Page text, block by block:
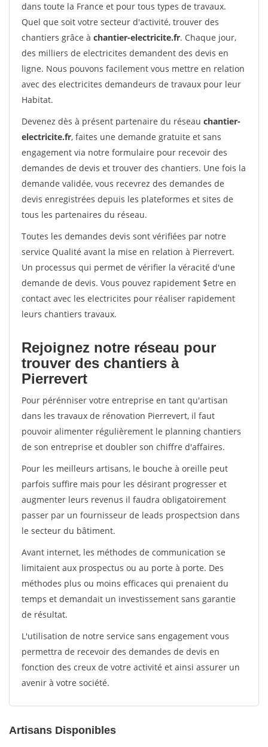
dans toute la France et pour tous types de travaux.
Quel que soit votre secteur d'activité, trouver des
chantiers grâce à chantier-electricite.fr. Chaque jour,
des milliers de electricites demandent des devis en
ligne. Nous pouvons facilement vous mettre en relation
avec des electricites demandeurs de travaux pour leur
Habitat.
Devenez dès à présent partenaire du réseau chantier-
electricite.fr, faites une demande gratuite et sans
engagement via notre formulaire pour recevoir des
demandes de devis et trouver des chantiers. Une fois la
demande validée, vous recevrez des demandes de
devis enregistrées depuis les plateformes et sites de
tous les partenaires du réseau.
Toutes les demandes devis sont vérifiées par notre
service Qualité avant la mise en relation à Pierrevert.
Un processus qui permet de vérifier la véracité d'une
demande de devis. Vous pouvez rapidement $etre en
contact avec les electricites pour réaliser rapidement
leurs chantiers travaux.
Rejoignez notre réseau pour
trouver des chantiers à
Pierrevert
Pour pérénniser votre entreprise en tant qu'artisan
dans les travaux de rénovation Pierrevert, il faut
pouvoir alimenter régulièrement le planning chantiers
de son entreprise et doubler son chiffre d'affaires.
Pour les meilleurs artisans, le bouche à oreille peut
parfois suffire mais pour les désirant progresser et
augmenter leurs revenus il faudra obligatoirement
passer par un fournisseur de leads prospectsion dans
le secteur du bâtiment.
Avant internet, les méthodes de communication se
limitaient aux prospectus ou au porte à porte. Des
méthodes plus ou moins efficaces qui prenaient du
temps et demandait un investissement sans garantie
de résultat.
L'utilisation de notre service sans engagement vous
permettra de recevoir des demandes de devis en
fonction des creux de votre activité et ainsi assurer un
avenir à votre société.
Artisans Disponibles